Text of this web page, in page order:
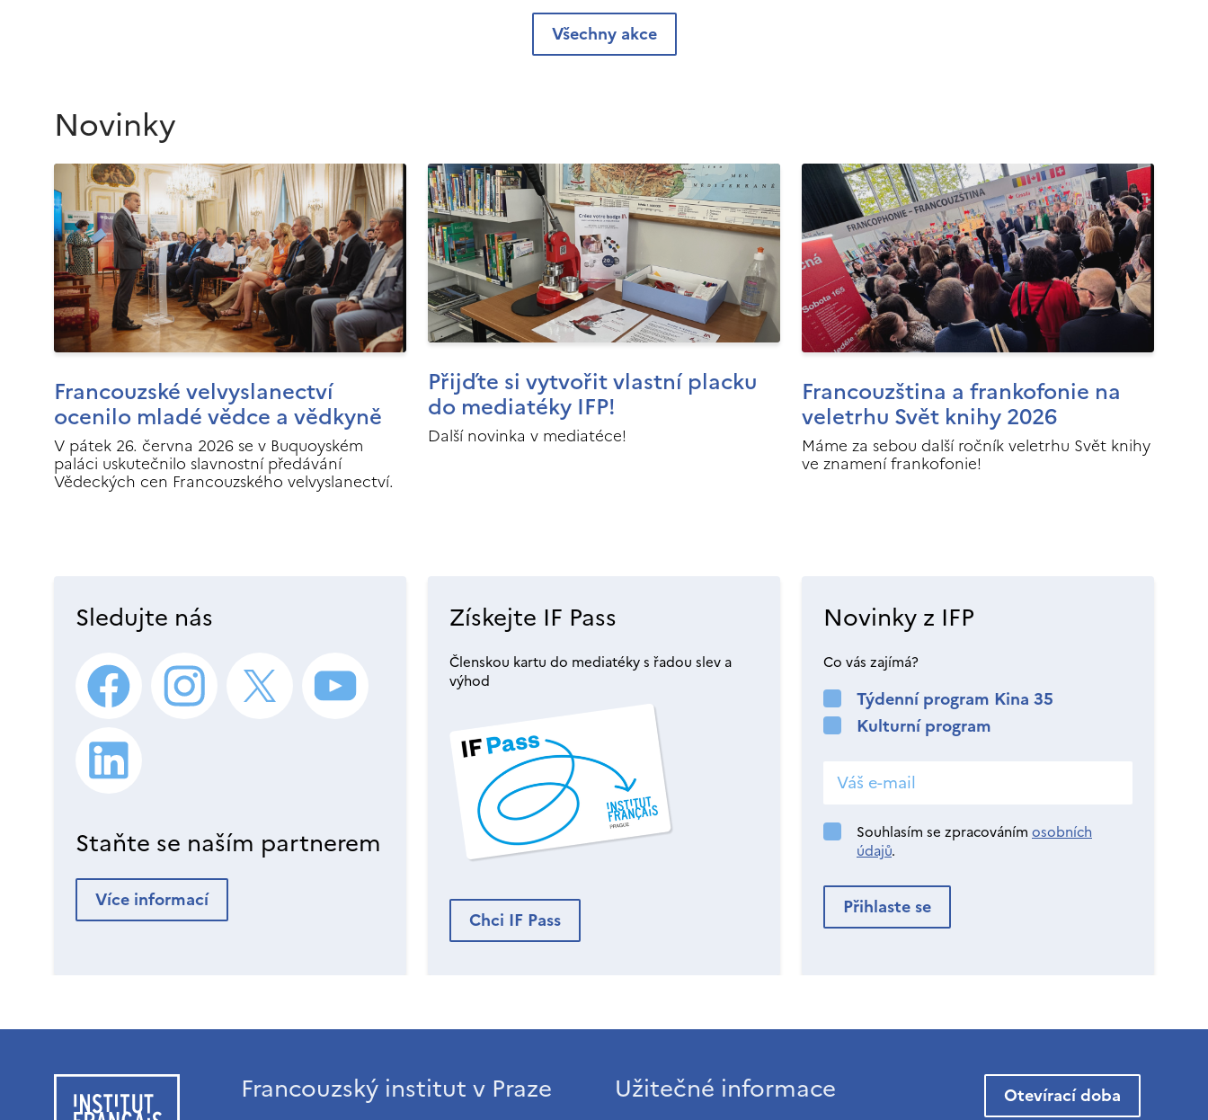
Všechny akce
Novinky
Francouzské velvyslanectví
ocenilo mladé vědce a vědkyně
V pátek 26. června 2026 se v Buquoyském
paláci uskutečnilo slavnostní předávání
Vědeckých cen Francouzského velvyslanectví.
Přijďte si vytvořit vlastní placku
do mediatéky IFP!
Další novinka v mediatéce!
Francouzština a frankofonie na
veletrhu Svět knihy 2026
Máme za sebou další ročník veletrhu Svět knihy
ve znamení frankofonie!
Sledujte nás
Staňte se naším partnerem
Více informací
Získejte IF Pass
Členskou kartu do mediatéky s řadou slev a
výhod
Chci IF Pass
Novinky z IFP
Co vás zajímá?
Týdenní program Kina 35
Kulturní program
Souhlasím se zpracováním osobních
údajů.
Francouzský institut v Praze Užitečné informace Otevírací doba